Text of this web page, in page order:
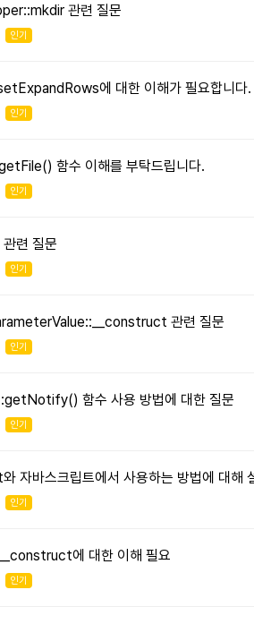
관련 질문
인기
에 대한 이해가 필요합니다.
인기
함수 이해를 부탁드립니다.
인기
련 질문
인기
관련 질문
인기
함수 사용 방법에 대한 질문
인기
자바스크립트에서 사용하는 방법에 대해
인기
에 대한 이해 필요
인기